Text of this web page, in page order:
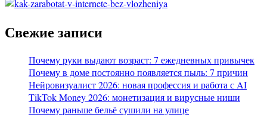
Свежие записи
Почему руки выдают возраст: 7 ежедневных привычек
Почему в доме постоянно появляется пыль: 7 причин
Нейровизуалист 2026: новая профессия и работа с AI
TikTok Money 2026: монетизация и вирусные ниши
Почему раньше бельё сушили на улице